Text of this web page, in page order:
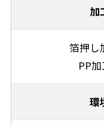
加
箔押し
PP
環